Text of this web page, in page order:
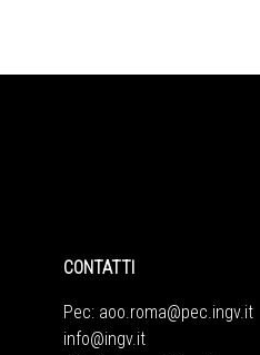
CONTATTI
Pec: aoo.roma@pec.ingv.it
info@ingv.it